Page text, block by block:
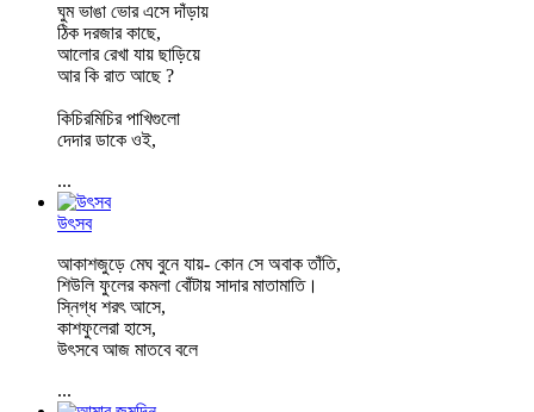
ঘুম ভাঙা ভোর এসে দাঁড়ায়
ঠিক দরজার কাছে,
আলোর রেখা যায় ছাড়িয়ে
আর কি রাত আছে ?
কিচিরমিচির পাখিগুলো
দেদার ডাকে ওই,
...
উৎসব
আকাশজুড়ে মেঘ বুনে যায়- কোন সে অবাক তাঁতি,
শিউলি ফুলের কমলা বোঁটায় সাদার মাতামাতি।
স্নিগ্ধ শরৎ আসে,
কাশফুলেরা হাসে,
উৎসবে আজ মাতবে বলে
...